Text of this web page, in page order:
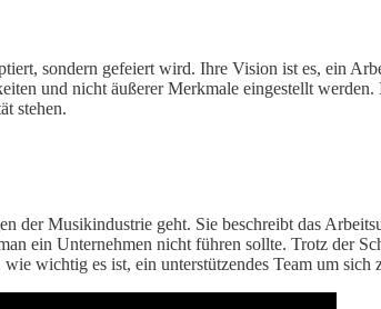
sondern gefeiert wird. Ihre Vision ist es, ein
und nicht äußerer Merkmale eingestellt
stehen.
der Musikindustrie geht. Sie beschreibt das
ein Unternehmen nicht führen sollte. Trotz der
wichtig es ist, ein unterstützendes Team um